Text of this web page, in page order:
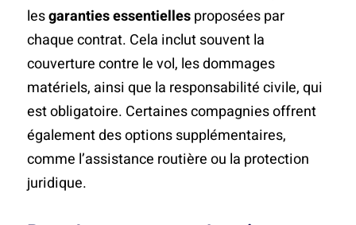
lesgaranties essentiellesproposées par
chaque contrat. Cela inclut souvent la
couverture contre le vol, les dommages
matériels, ainsi que la responsabilité civile, qui
est obligatoire. Certaines compagnies offrent
également des options supplémentaires,
comme l’assistance routière ou la protection
juridique.